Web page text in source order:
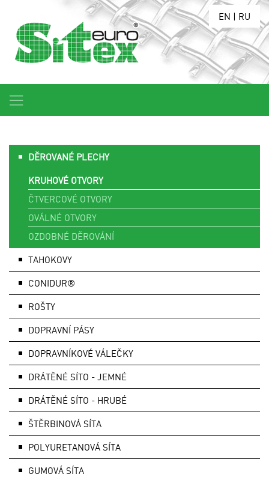
EN | RU
DĚROVANÉ PLECHY
KRUHOVÉ OTVORY
ČTVERCOVÉ OTVORY
OVÁLNÉ OTVORY
OZDOBNÉ DĚROVÁNÍ
TAHOKOVY
CONIDUR®
ROŠTY
DOPRAVNÍ PÁSY
DOPRAVNÍKOVÉ VÁLEČKY
DRÁTĚNÉ SÍTO - JEMNÉ
DRÁTĚNÉ SÍTO - HRUBÉ
ŠTĚRBINOVÁ SÍTA
POLYURETANOVÁ SÍTA
GUMOVÁ SÍTA